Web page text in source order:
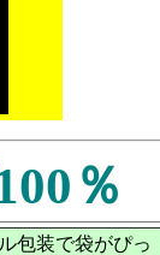
％
包装で袋がぴっ